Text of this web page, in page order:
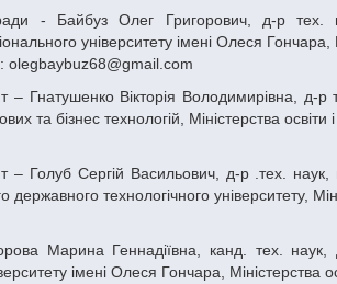
університету імені Олеся Гончара,
olegbaybuz68@gmail.com
та бізнес технологій, Міністерства освіти
державного технологічного університету,
імені Олеся Гончара, Міністерства